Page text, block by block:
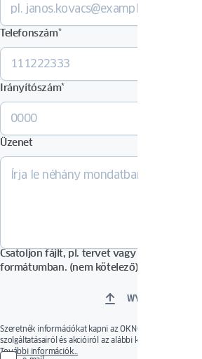
Telefonszám*
Irányítószám*
Üzenet
Csatoljon fájlt, pl. tervet vagy képeket PDF,
formátumban. (nem kötelező)
WYBIERZ PLIKI
Szeretnék információkat kapni az OKNOPLAST új vagy
szolgáltatásairól és akcióiról az alábbi kommunikációs
A hozzájárulás önkéntes. A hozzájárulás bármikor
További információk…